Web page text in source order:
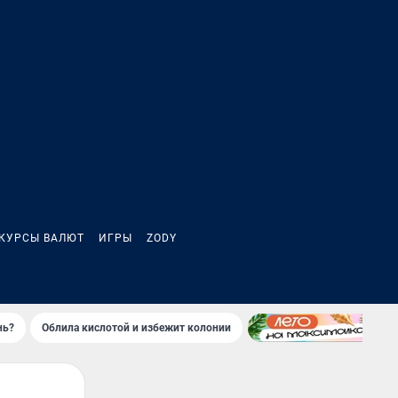
ВАЛЮТ ИГРЫ ZODY
Облила кислотой и избежит колонии